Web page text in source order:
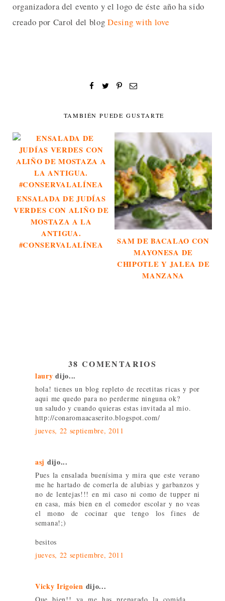
organizadora del evento y el logo de éste año ha sido
creado por Carol del blogDesing with love
TAMBIÉN PUEDE GUSTARTE
ENSALADA DE JUDÍAS
VERDES CON ALIÑO DE
MOSTAZA A LA
ANTIGUA.
#CONSERVALALÍNEA
SAM DE BACALAO CON
MAYONESA DE
CHIPOTLE Y JALEA DE
MANZANA
38 COMENTARIOS
laury dijo...
hola! tienes un blog repleto de recetitas ricas y por
aqui me quedo para no perderme ninguna ok?
un saludo y cuando quieras estas invitada al mio.
http://conaromaacaserito.blogspot.com/
jueves, 22 septiembre, 2011
asj dijo...
Pues la ensalada buenísima y mira que este verano
me he hartado de comerla de alubias y garbanzos y
no de lentejas!!! en mi caso ni como de tupper ni
en casa, más bien en el comedor escolar y no veas
el mono de cocinar que tengo los fines de
semana!;)
besitos
jueves, 22 septiembre, 2011
Vicky Irigoien dijo...
Que bien!! ya me has preparado la comida......